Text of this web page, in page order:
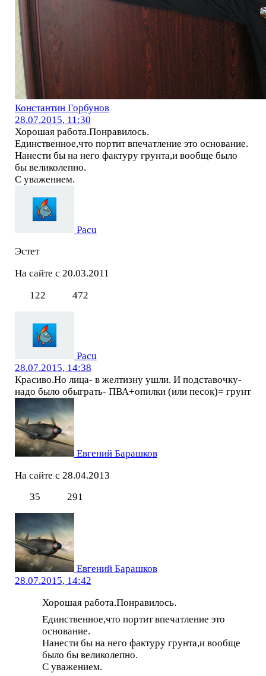
Константин Горбунов
28.07.2015, 11:30
Хорошая работа.Понравилось.
Единственное,что портит впечатление это основание.
Нанести бы на него фактуру грунта,и вообще было
бы великолепно.
С уважением.
Pacu
Эстет
На сайте с 20.03.2011
122
472
Pacu
28.07.2015, 14:38
Красиво.Но лица- в желтизну ушли. И подставочку-
надо было обыграть- ПВА+опилки (или песок)= грунт
Евгений Барашков
На сайте с 28.04.2013
35
291
Евгений Барашков
28.07.2015, 14:42
Хорошая работа.Понравилось.
Единственное,что портит впечатление это
основание.
Нанести бы на него фактуру грунта,и вообще
было бы великолепно.
С уважением.